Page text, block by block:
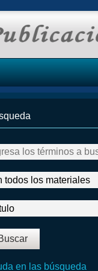
en las búsqueda